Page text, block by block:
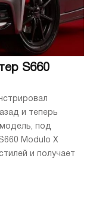
S660
и теперь
под
Modulo X
и получает